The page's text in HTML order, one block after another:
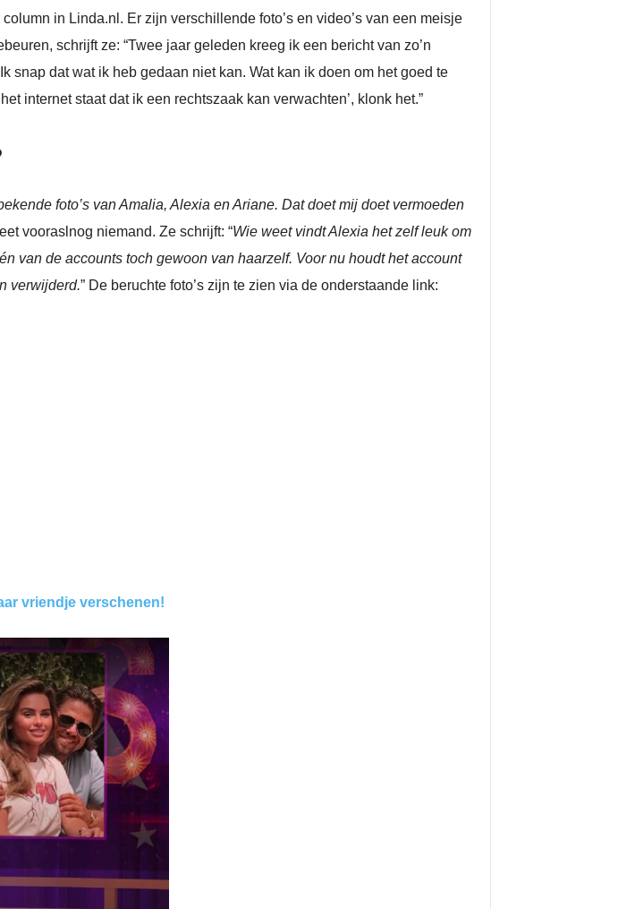
in Linda.nl. Er zijn verschillende foto’s en video’s van een meisje
schrijft ze: “Twee jaar geleden kreeg ik een bericht van zo’n
snap dat wat ik heb gedaan niet kan. Wat kan ik doen om het goed te
internet staat dat ik een rechtszaak kan verwachten’, klonk het.”
foto’s van Amalia, Alexia en Ariane. Dat doet mij doet vermoeden
vooraslnog niemand. Ze schrijft: “Wie weet vindt Alexia het zelf leuk om
van de accounts toch gewoon van haarzelf. Voor nu houdt het account
verwijderd.” De beruchte foto’s zijn te zien via de onderstaande link:
vriendje verschenen!